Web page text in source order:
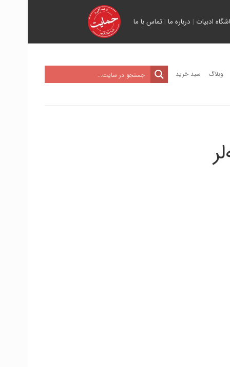
ادبیات | درباره ما |تماس با ما
وبلاگ سبد خرید